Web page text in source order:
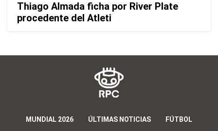
Thiago Almada ficha por River Plate
procedente del Atleti
MUNDIAL 2026 ÚLTIMAS NOTICIAS FÚTBOL